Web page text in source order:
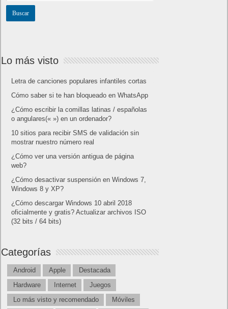
Lo más visto
Letra de canciones populares infantiles cortas
Cómo saber si te han bloqueado en WhatsApp
¿Cómo escribir la comillas latinas / españolas
o angulares(« ») en un ordenador?
10 sitios para recibir SMS de validación sin
mostrar nuestro número real
¿Cómo ver una versión antigua de página
web?
¿Cómo desactivar suspensión en Windows 7,
Windows 8 y XP?
¿Cómo descargar Windows 10 abril 2018
oficialmente y gratis? Actualizar archivos ISO
(32 bits / 64 bits)
Categorías
Android Apple
Destacada
Hardware
Internet
Juegos
Lo más visto y recomendado
Móviles